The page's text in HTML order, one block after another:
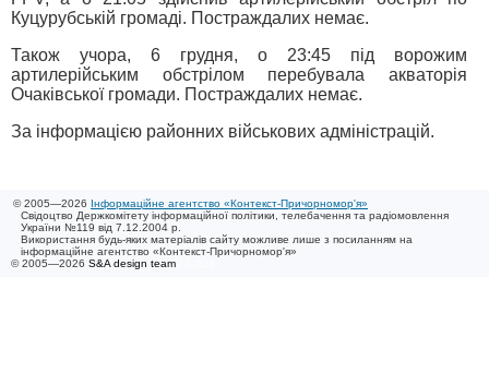
Куцурубській громаді. Постраждалих немає.
Також учора, 6 грудня, о 23:45 під ворожим
артилерійським обстрілом перебувала акваторія
Очаківської громади. Постраждалих немає.
За інформацією районних військових адміністрацій.
© 2005—2026 Інформаційне агентство «Контекст-Причорномор'я»
Свідоцтво Держкомітету інформаційної політики, телебачення та радіомовлення
України №119 від 7.12.2004 р.
Використання будь-яких матеріалів сайту можливе лише з посиланням на
інформаційне агентство «Контекст-Причорномор'я»
© 2005—2026 S&A design team